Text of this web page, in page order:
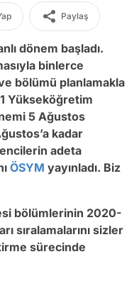
Paylaş
dönem başladı.
binlerce
bölümü planlamakla
Yükseköğretim
5 Ağustos
kadar
adeta
ÖSYM yayınladı. Biz
bölümlerinin 2020-
sıralamalarını sizler
sürecinde